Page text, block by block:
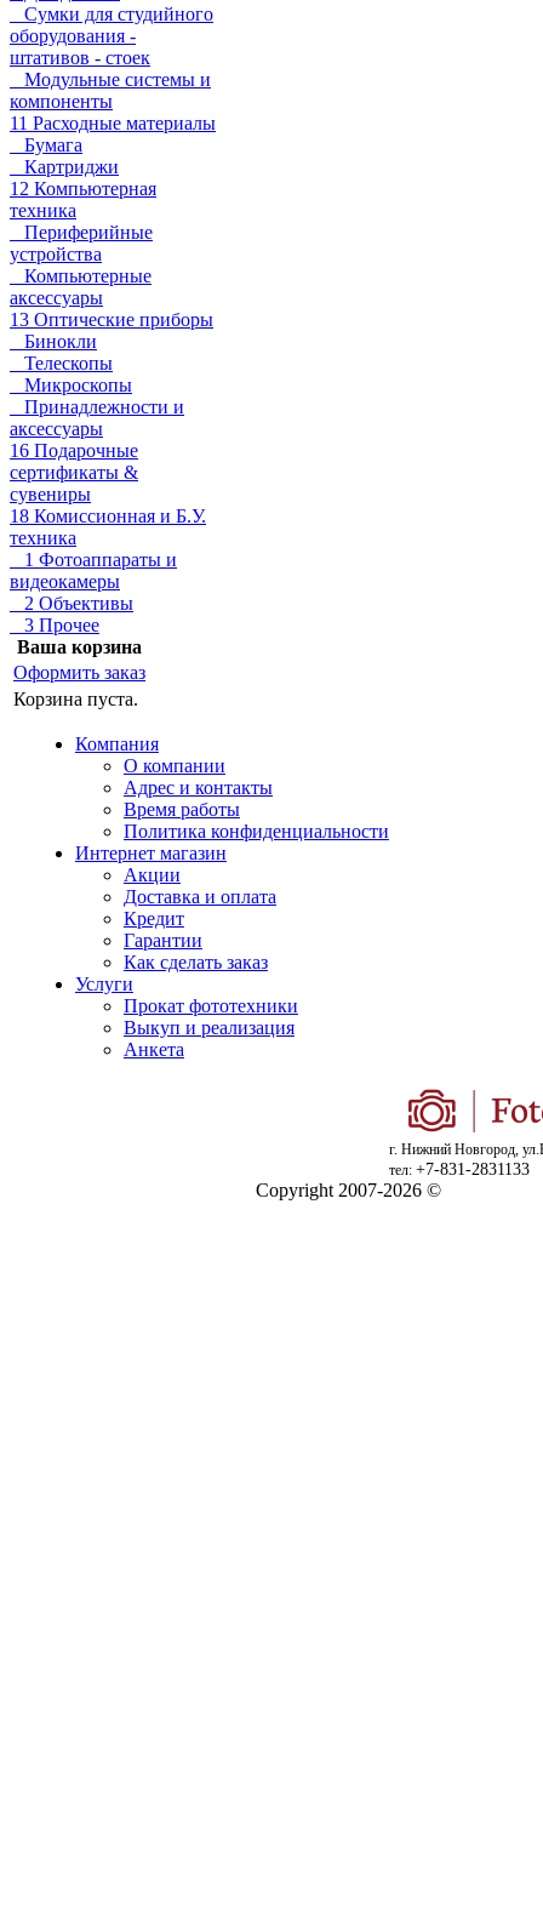
Сумки для студийного
оборудования -
штативов - стоек
Модульные системы и
компоненты
11 Расходные материалы
Бумага
Картриджи
12 Компьютерная
техника
Периферийные
устройства
Компьютерные
аксессуары
13 Оптические приборы
Бинокли
Телескопы
Микроскопы
Принадлежности и
аксессуары
16 Подарочные
сертификаты &
сувениры
18 Комиссионная и Б.У.
техника
1 Фотоаппараты и
видеокамеры
2 Объективы
3 Прочее
Ваша корзина
Оформить заказ
Корзина пуста.
Компания
О компании
Адрес и контакты
Время работы
Политика конфиденциальности
Интернет магазин
Акции
Доставка и оплата
Кредит
Гарантии
Как сделать заказ
Услуги
Прокат фототехники
Выкуп и реализация
Анкета
г. Нижний Новгород,
тел: +7-831-2831133
Copyright 2007-2026 ©